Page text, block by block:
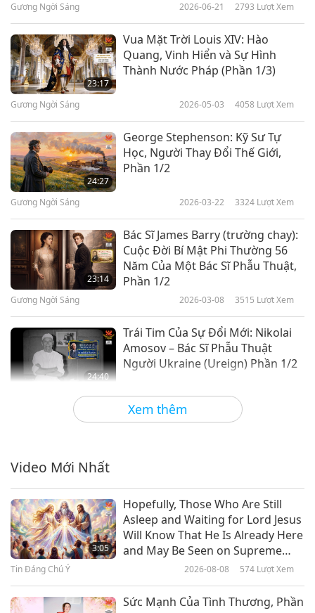
Xem thêm
Gương Ngời Sáng 2026-06-21 2793 Lượt Xem
23:17
Vua Mặt Trời Louis XIV: Hào
Quang, Vinh Hiển và Sự Hình
Thành Nước Pháp (Phần 1/3)
Gương Ngời Sáng 2026-05-03 4058 Lượt Xem
24:27
George Stephenson: Kỹ Sư Tự
Học, Người Thay Đổi Thế Giới,
Phần 1/2
Gương Ngời Sáng 2026-03-22 3324 Lượt Xem
23:14
Bác Sĩ James Barry (trường chay):
Cuộc Đời Bí Mật Phi Thường 56
Năm Của Một Bác Sĩ Phẫu Thuật,
Phần 1/2
Gương Ngời Sáng 2026-03-08 3515 Lượt Xem
24:40
Trái Tim Của Sự Đổi Mới: Nikolai
Amosov – Bác Sĩ Phẫu Thuật
Người Ukraine (Ureign) Phần 1/2
Gương Ngời Sáng 2026-02-01 3310
23:40
Nhà Văn Pelham Grenville
Wodehouse: Thiên Tài Trào
Phúng Và Hài Kịch Trong Văn Học
Video Mới Nhất
3:05
Hopefully, Those Who Are Still
Asleep and Waiting for Lord Jesus
Will Know That He Is Already Here
and May Be Seen on Supreme
Master Television
Tin Đáng Chú Ý 2026-08-08 574 Lượt Xem
Sức Mạnh Của Tình Thương, Phần